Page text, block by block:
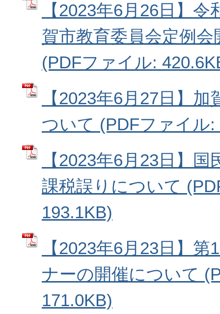
【2023年6月26日】
賀市教育委員会定例
(PDFファイル:
【2023年6月27日】
ついて (PDFファイル:
【2023年6月23日】
課税誤りについて
193.1KB)
【2023年6月23日】
ナーの開催について
171.0KB)